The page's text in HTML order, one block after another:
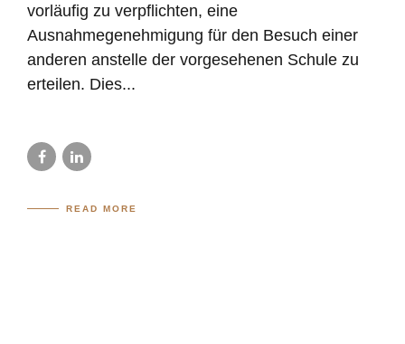
vorläufig zu verpflichten, eine
Ausnahmegenehmigung für den Besuch einer
anderen anstelle der vorgesehenen Schule zu
erteilen. Dies...
READ MORE